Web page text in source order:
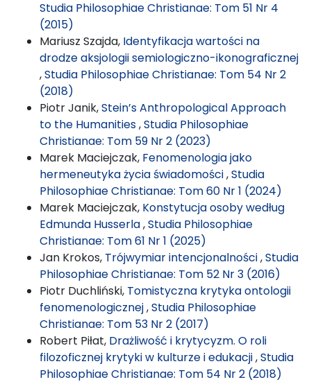
Studia Philosophiae Christianae: Tom 51 Nr 4
(2015)
Mariusz Szajda, Identyfikacja wartości na
drodze aksjologii semiologiczno-ikonograficznej
,Studia Philosophiae Christianae: Tom 54 Nr 2
(2018)
Piotr Janik,Stein’s Anthropological Approach
to the Humanities,Studia Philosophiae
Christianae: Tom 59 Nr 2 (2023)
Marek Maciejczak, Fenomenologia jako
hermeneutyka życia świadomości,Studia
Philosophiae Christianae: Tom 60 Nr 1 (2024)
Marek Maciejczak, Konstytucja osoby według
Edmunda Husserla,Studia Philosophiae
Christianae: Tom 61 Nr 1 (2025)
Jan Krokos, Trójwymiar intencjonalności,Studia
Philosophiae Christianae: Tom 52 Nr 3 (2016)
Piotr Duchliński, Tomistyczna krytyka ontologii
fenomenologicznej,Studia Philosophiae
Christianae: Tom 53 Nr 2 (2017)
Robert Piłat, Drażliwość i krytycyzm. O roli
filozoficznej krytyki w kulturze i edukacji,Studia
Philosophiae Christianae: Tom 54 Nr 2 (2018)